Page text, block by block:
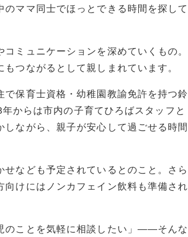
ママ同士でほっとできる時間を探して
ミュニケーションを深めていくもの。
つながるとして親しまれています。
保育士資格・幼稚園教諭免許を持つ鈴
からは市内の子育てひろばスタッフと
ながら、親子が安心して過ごせる時間
なども予定されているとのこと。さら
けにはノンカフェイン飲料も準備され
のことを気軽に相談したい」――そんな